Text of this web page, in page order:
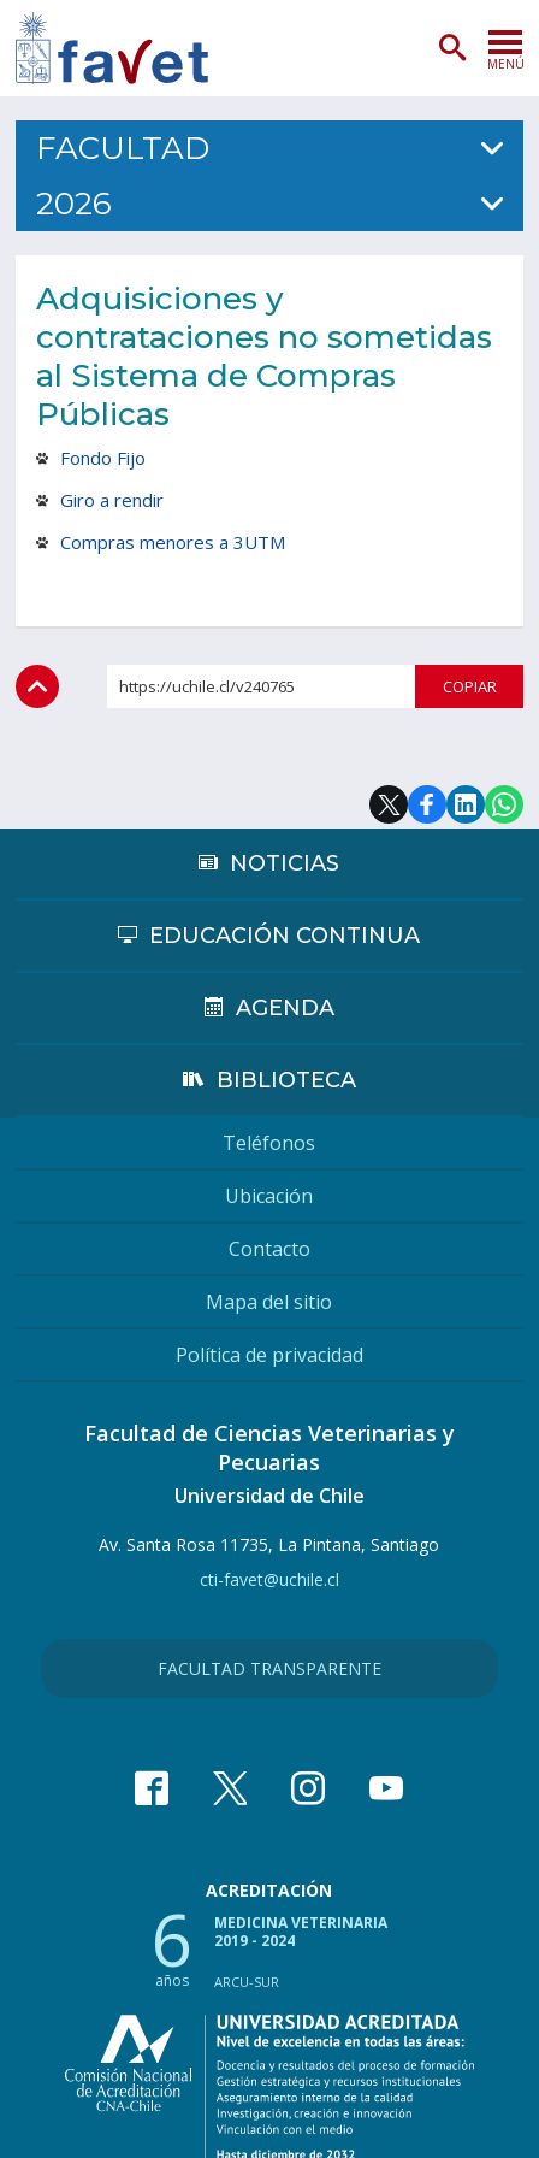
MENÚ
PORTADA
POSTGRADO
INVESTIGACIÓN
SERVICIOS VETERINARIOS
FACULTAD
FACULTAD
2026
Adquisiciones y
contrataciones no sometidas
al Sistema de Compras
Públicas
Fondo Fijo
Giro a rendir
Compras menores a 3UTM
https://uchile.cl/v240765
NOTICIAS
EDUCACIÓN CONTINUA
AGENDA
BIBLIOTECA
Teléfonos
Ubicación
Contacto
Mapa del sitio
Política de privacidad
Facultad de Ciencias Veterinarias y
Pecuarias
Universidad de Chile
Av. Santa Rosa 11735, La Pintana, Santiago
cti-favet@uchile.cl
FACULTAD TRANSPARENTE
ACREDITACIÓN
6
años
MEDICINA VETERINARIA
2019 - 2024
ARCU-SUR